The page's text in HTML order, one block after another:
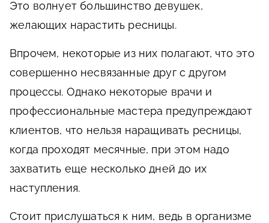
Это волнует большинство девушек,
желающих нарастить ресницы.
Впрочем, некоторые из них полагают, что это
совершенно несвязанные друг с другом
процессы. Однако некоторые врачи и
профессиональные мастера предупреждают
клиентов, что нельзя наращивать ресницы,
когда проходят месячные, при этом надо
захватить еще несколько дней до их
наступления.
Стоит прислушаться к ним, ведь в организме